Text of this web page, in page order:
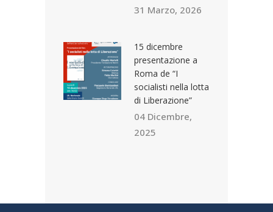
31 Marzo, 2026
15 dicembre
presentazione a
Roma de “I
socialisti nella lotta
di Liberazione”
04 Dicembre,
2025